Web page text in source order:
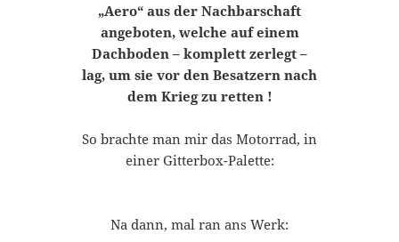
„Aero“ aus der Nachbarschaft
angeboten, welche auf einem
Dachboden – komplett zerlegt –
lag, um sie vor den Besatzern nach
dem Krieg zu retten !
So brachte man mir das Motorrad, in
einer Gitterbox-Palette:
Na dann, mal ran ans Werk: